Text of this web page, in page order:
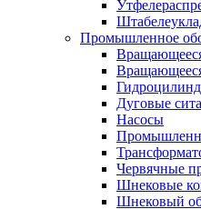
Промышленное
Дуговые сита
Насосы
Червячные
Шнековые
Шнековый